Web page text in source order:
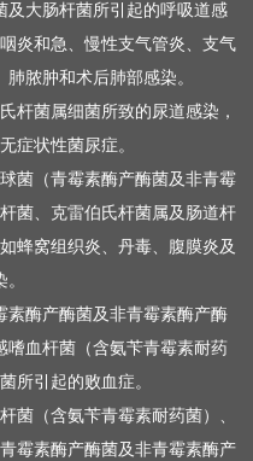
及大肠杆菌所引起的呼吸道感
炎和急、慢性支气管炎、支气
脓肿和术后肺部感染。
杆菌属细菌所致的尿道感染，
症状性菌尿症。
菌（青霉素酶产酶菌及非青霉
菌、克雷伯氏杆菌属及肠道杆
蜂窝组织炎、丹毒、腹膜炎及
素酶产酶菌及非青霉素酶产酶
血杆菌（含氨苄青霉素耐药
所引起的败血症。
菌（含氨苄青霉素耐药菌）、
霉素酶产酶菌及非青霉素酶产